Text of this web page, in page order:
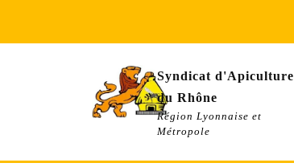
content
Syndicat d'Apiculture
du Rhône
Région Lyonnaise et
Métropole